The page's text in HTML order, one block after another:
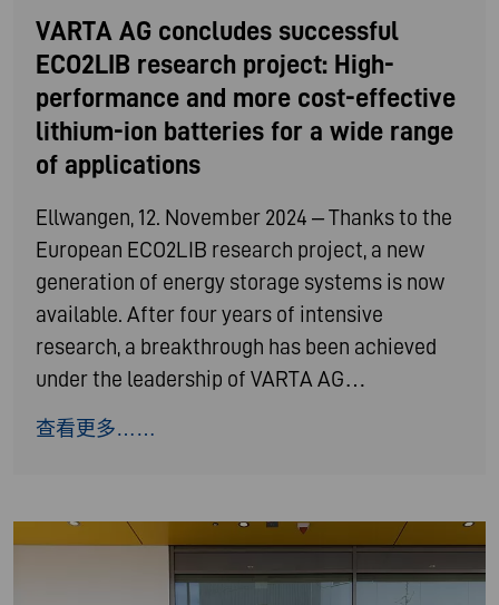
VARTA AG concludes successful
ECO2LIB research project: High-
performance and more cost-effective
lithium-ion batteries for a wide range
of applications
Ellwangen, 12. November 2024 – Thanks to the
European ECO2LIB research project, a new
generation of energy storage systems is now
available. After four years of intensive
research, a breakthrough has been achieved
under the leadership of VARTA AG…
查看更多……